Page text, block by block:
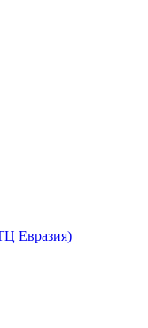
Евразия)